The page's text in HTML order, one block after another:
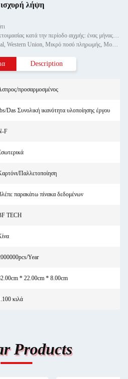
λήψη
Χρόνος παράδοσης: Προθεσμία προετοιμασίας κατά την περίοδο αιχμής: ένας μήνας, εκτός εποχής: εντός 15 εργάσιμων ημερών
Όροι πληρωμής: ΛC, T/T, D/P, PayPal, Western Union, Μικρό ποσό πληρωμής, Money Gram
Description
προσαρμοσμένος
Das Συνολική ικανότητα υλοποίησης έργου
F
Παλλετοποίηση
παρακάτω πίνακα δεδομένων
TECH
Year
* 22.00cm * 8.00cm
κιλά
Products